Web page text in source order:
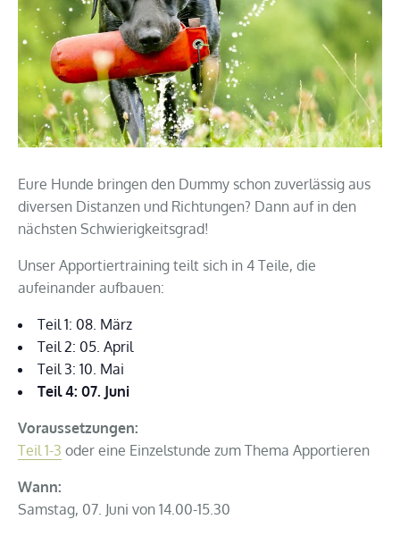
Eure Hunde bringen den Dummy schon zuverlässig aus
diversen Distanzen und Richtungen? Dann auf in den
nächsten Schwierigkeitsgrad!
Unser Apportiertraining teilt sich in 4 Teile, die
aufeinander aufbauen:
Teil 1: 08. März
Teil 2: 05. April
Teil 3: 10. Mai
Teil 4: 07. Juni
Voraussetzungen:
Teil 1-3 oder eine Einzelstunde zum Thema Apportieren
Wann:
Samstag, 07. Juni von 14.00-15.30